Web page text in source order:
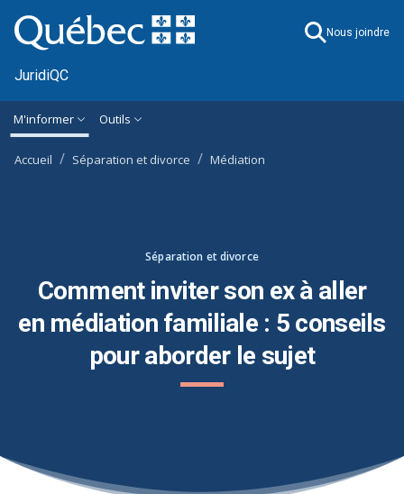
Ignorer et accéder à l'information générale
M'informer Outils
Accueil Séparation et divorce Médiation
Séparation et divorce
Comment inviter son ex à aller
en médiation familiale : 5 conseils
pour aborder le sujet